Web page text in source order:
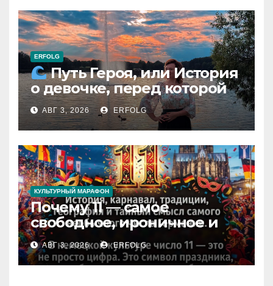
ERFOLG
Путь Героя, или История
о девочке, перед которой
расступился океан
(И почему это про каждую
из нас)
АВГ 3, 2026 ERFOLG
КУЛЬТУРНЫЙ МАРАФОН
Почему 11 — самое
свободное, ироничное и
любимое число в
немецкой культуре?
АВГ 3, 2026 ERFOLG